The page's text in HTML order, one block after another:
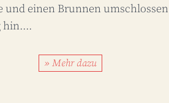
und einen Brunnen
hin....
» Mehr dazu